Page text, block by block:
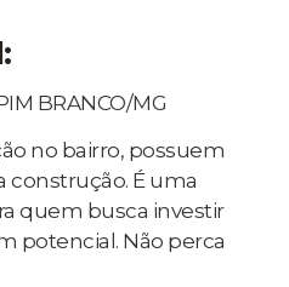
BRANCO/MG
no bairro, possuem
construção. É uma
quem busca investir
potencial. Não perca